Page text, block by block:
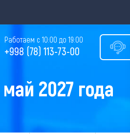
Работаем с 10:00 до 19:00
+998 (78) 113-73-00
2027 года